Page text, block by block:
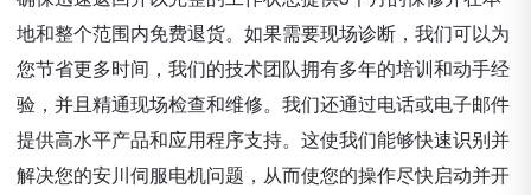
地和整个范围内免费退货。如果需要现场诊断，我们可以为
您节省更多时间，我们的技术团队拥有多年的培训和动手经
验，并且精通现场检查和维修。我们还通过电话或电子邮件
提供高水平产品和应用程序支持。这使我们能够快速识别并
解决您的安川伺服电机问题，从而使您的操作尽快启动并开